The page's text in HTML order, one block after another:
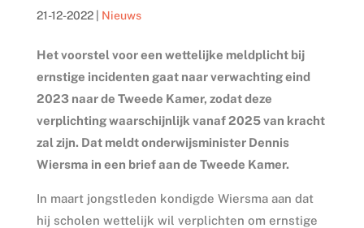
21-12-2022| Nieuws
Het voorstel voor een wettelijke meldplicht bij
ernstige incidenten gaat naar verwachting eind
2023 naar de Tweede Kamer, zodat deze
verplichting waarschijnlijk vanaf 2025 van kracht
zal zijn. Dat meldt onderwijsminister Dennis
Wiersma in een brief aan de Tweede Kamer.
In maart jongstleden kondigde Wiersma aan dat
hij scholen wettelijk wil verplichten om ernstige